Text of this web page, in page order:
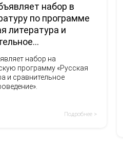
набор в
по программе
литература и
набор на
программу «Русская
и сравнительное
Подробнее >